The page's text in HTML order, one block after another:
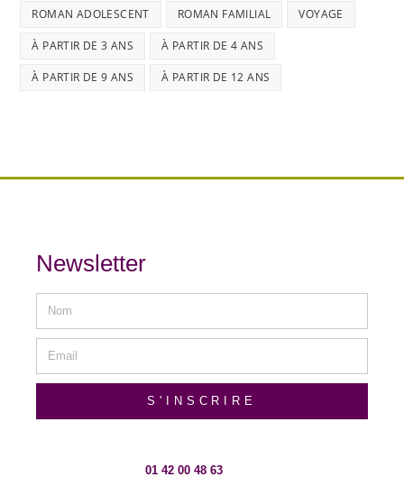
ROMAN ADOLESCENT ROMAN FAMILIAL VOYAGE
À PARTIR DE 3 ANS À PARTIR DE 4 ANS
À PARTIR DE 9 ANS À PARTIR DE 12 ANS
Newsletter
S'INSCRIRE
01 42 00 48 63